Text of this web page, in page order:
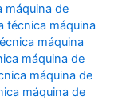
máquina de
técnica máquina
máquina
máquina de
máquina de
máquina de